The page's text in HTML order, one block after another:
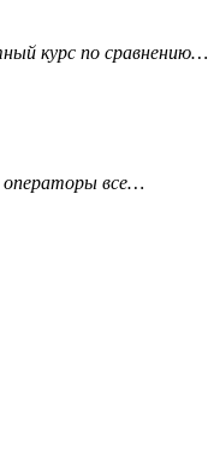
курс по сравнению…
операторы все…